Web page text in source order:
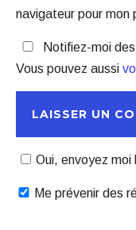
navigateur pour mon
Notifiez-moi
Vous pouvez aussi
Oui, envoyez moi
Me prévenir des